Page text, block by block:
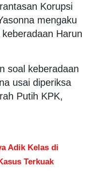
Korupsi
mengaku
Harun
soal keberadaan
usai diperiksa
Putih KPK,
Adik Kelas di
Terkuak